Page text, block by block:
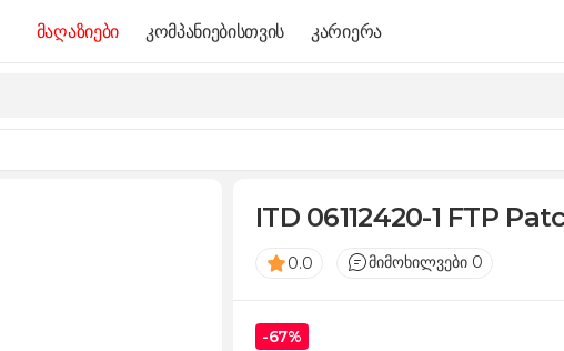
მაღაზიები
კომპანიებისთვის კარიერა
ITD 06112420-1 FTP
0.0 მიმოხილვები 0
-67%